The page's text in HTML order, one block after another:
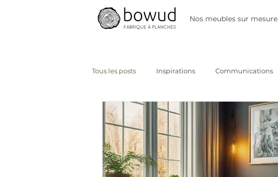
Nos meubles sur mesure
Tous les posts Inspirations Communications